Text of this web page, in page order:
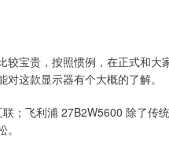
较宝贵，按照惯例，在正式和
对这款显示器有个大概的了解。
；飞利浦 27B2W5600 除了传